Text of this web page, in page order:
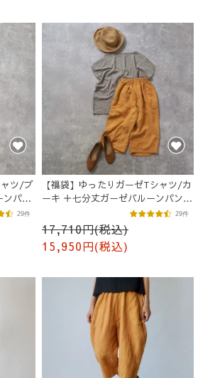
ャツ/ブ
ンパン
29件
【福袋】ゆったりガーゼTシャツ/カ
ーキ ＋七分丈ガーゼバルーンパンツ
17,710円(税込)
15,950円(税込)
29件